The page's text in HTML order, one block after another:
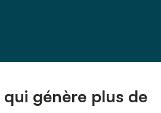
génère plus de